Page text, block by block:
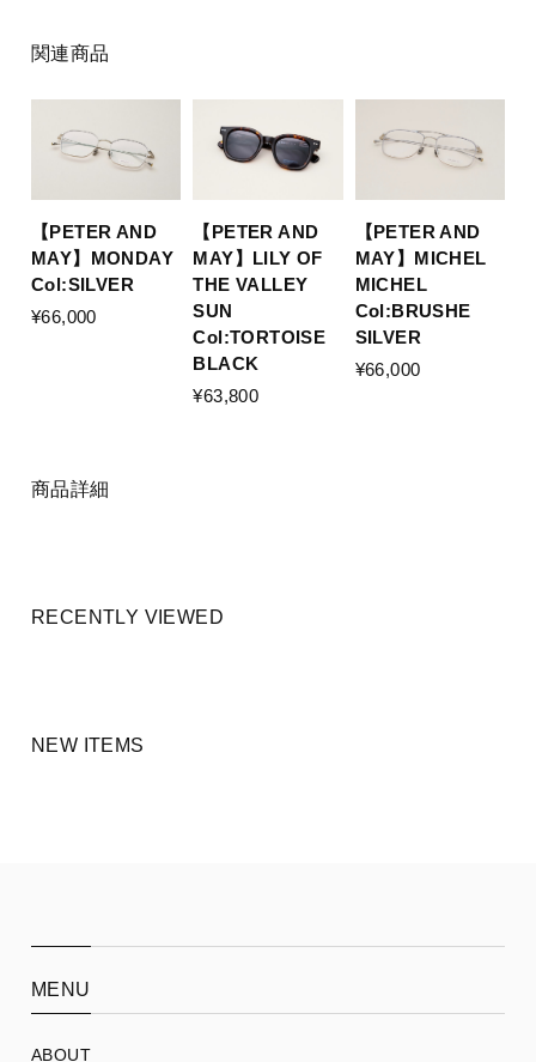
関連商品
【PETER AND
MAY】MONDAY
Col:SILVER
¥66,000
【PETER AND
MAY】LILY OF
THE VALLEY
SUN
Col:TORTOISE
BLACK
¥63,800
【PETER AND
MAY】MICHEL
MICHEL
Col:BRUSHE
SILVER
¥66,000
商品詳細
RECENTLY VIEWED
NEW ITEMS
MENU
ABOUT